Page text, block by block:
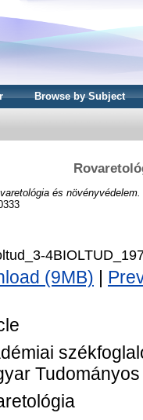
Browse by Subject
és növényvédelem.
(9MB)